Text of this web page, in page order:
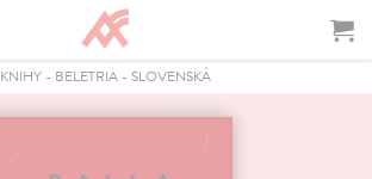
KNIHY- BELETRIA- SLOVENSKÁ